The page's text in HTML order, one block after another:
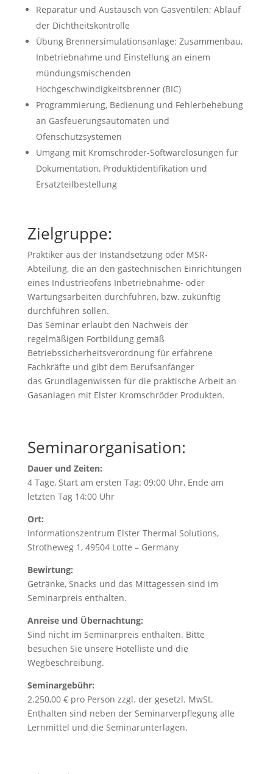
Reparatur und Austausch von Gasventilen; Ablauf
der Dichtheitskontrolle
Übung Brennersimulationsanlage: Zusammenbau,
Inbetriebnahme und Einstellung an einem
mündungsmischenden
Hochgeschwindigkeitsbrenner (BIC)
Programmierung, Bedienung und Fehlerbehebung
an Gasfeuerungsautomaten und
Ofenschutzsystemen
Umgang mit Kromschröder-Softwarelösungen für
Dokumentation, Produktidentifikation und
Ersatzteilbestellung
Zielgruppe:
Praktiker aus der Instandsetzung oder MSR-
Abteilung, die an den gastechnischen Einrichtungen
eines Industrieofens Inbetriebnahme- oder
Wartungsarbeiten durchführen, bzw. zukünftig
durchführen sollen.
Das Seminar erlaubt den Nachweis der
regelmäßigen Fortbildung gemäß
Betriebssicherheitsverordnung für erfahrene
Fachkräfte und gibt dem Berufsanfänger
das Grundlagenwissen für die praktische Arbeit an
Gasanlagen mit Elster Kromschröder Produkten.
Seminarorganisation:
Dauer und Zeiten:
4 Tage, Start am ersten Tag: 09:00 Uhr, Ende am
letzten Tag 14:00 Uhr
Ort:
Informationszentrum Elster Thermal Solutions,
Strotheweg 1, 49504 Lotte – Germany
Bewirtung:
Getränke, Snacks und das Mittagessen sind im
Seminarpreis enthalten.
Anreise und Übernachtung:
Sind nicht im Seminarpreis enthalten. Bitte
besuchen Sie unsere Hotelliste und die
Wegbeschreibung.
Seminargebühr:
2.250,00 € pro Person zzgl. der gesetzl. MwSt.
Enthalten sind neben der Seminarverpflegung alle
Lernmittel und die Seminarunterlagen.